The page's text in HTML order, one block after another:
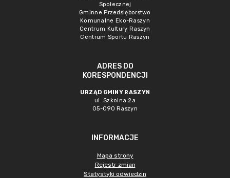
Społecznej
Gminne Przedsięborstwo
Komunalne Eko-Raszyn
Centrum Kultury Raszyn
Centrum Sportu Raszyn
ADRES DO
KORESPONDENCJI
URZĄD GMINY RASZYN
ul. Szkolna 2a
05-090 Raszyn
INFORMACJE
Mapa strony
Rejestr zmian
Statystyki odwiedzin